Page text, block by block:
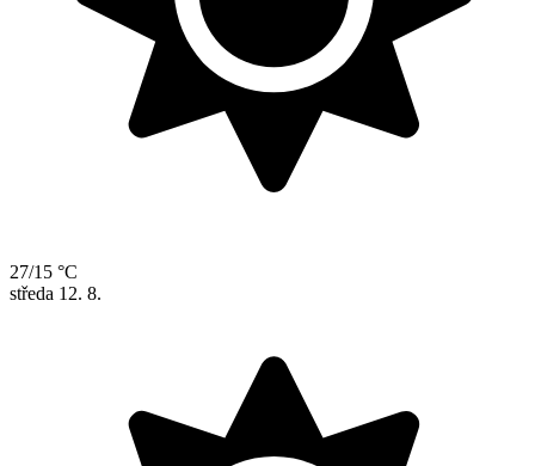
27/15 °C
středa 12. 8.